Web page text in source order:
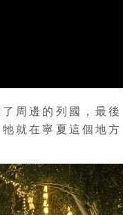
周邊的列國，最後
就在寧夏這個地方